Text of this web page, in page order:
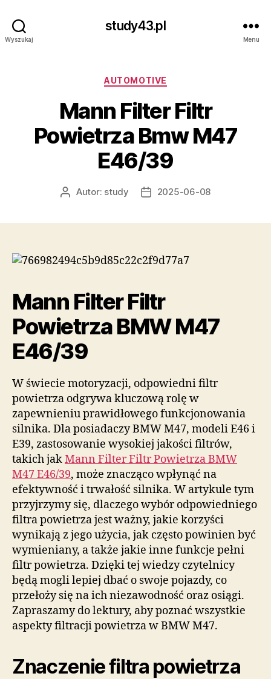
Wyszukaj
study43.pl
Menu
Kategorie
AUTOMOTIVE
Mann Filter Filtr
Powietrza Bmw M47
E46/39
AutorAutor: study
Data2025-06-08
Mann Filter Filtr
Powietrza BMW M47
E46/39
W świecie motoryzacji, odpowiedni filtr
powietrza odgrywa kluczową rolę w
zapewnieniu prawidłowego funkcjonowania
silnika. Dla posiadaczy BMW M47, modeli E46 i
E39, zastosowanie wysokiej jakości filtrów,
takich jakMann Filter Filtr Powietrza BMW
M47 E46/39, może znacząco wpłynąć na
efektywność i trwałość silnika. W artykule tym
przyjrzymy się, dlaczego wybór odpowiedniego
filtra powietrza jest ważny, jakie korzyści
wynikają z jego użycia, jak często powinien być
wymieniany, a także jakie inne funkcje pełni
filtr powietrza. Dzięki tej wiedzy czytelnicy
będą mogli lepiej dbać o swoje pojazdy, co
przełoży się na ich niezawodność oraz osiągi.
Zapraszamy do lektury, aby poznać wszystkie
aspekty filtracji powietrza w BMW M47.
Znaczenie filtra powietrza